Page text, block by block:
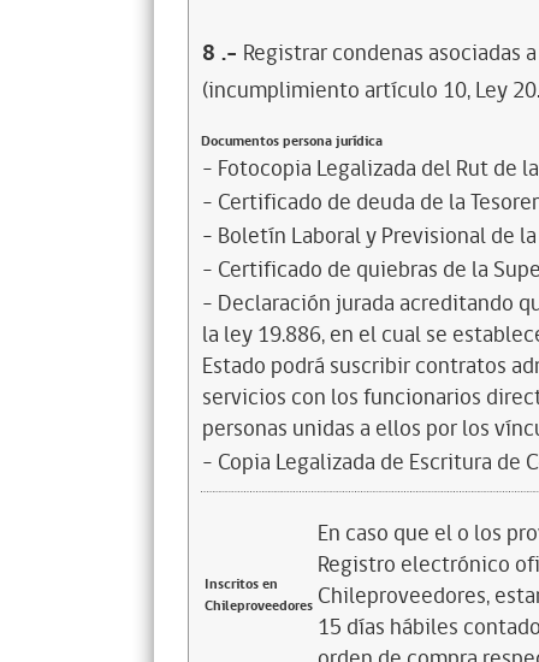
8 .- Registrar condenas asociadas
(incumplimiento artículo 10, Ley
Documentos persona jurídica
- Fotocopia Legalizada del Rut de
- Certificado de deuda de la
- Boletín Laboral y Previsional de
- Certificado de quiebras de la
- Declaración jurada acreditando
la ley 19.886, en el cual se
Estado podrá suscribir contratos
servicios con los funcionarios
personas unidas a ellos por los
- Copia Legalizada de Escritura de
Inscritos en
Chileproveedores
En caso que el o los
Registro electrónico
Chileproveedores,
15 días hábiles